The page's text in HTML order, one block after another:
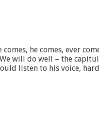
he comes, ever
will do well – the
listen to his voice,